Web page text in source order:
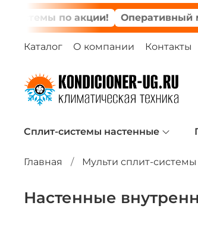
по акции! Оперативный
Каталог О компании Контакты
Сплит-системы настенные
Главная Мульти сплит-системы
Настенные